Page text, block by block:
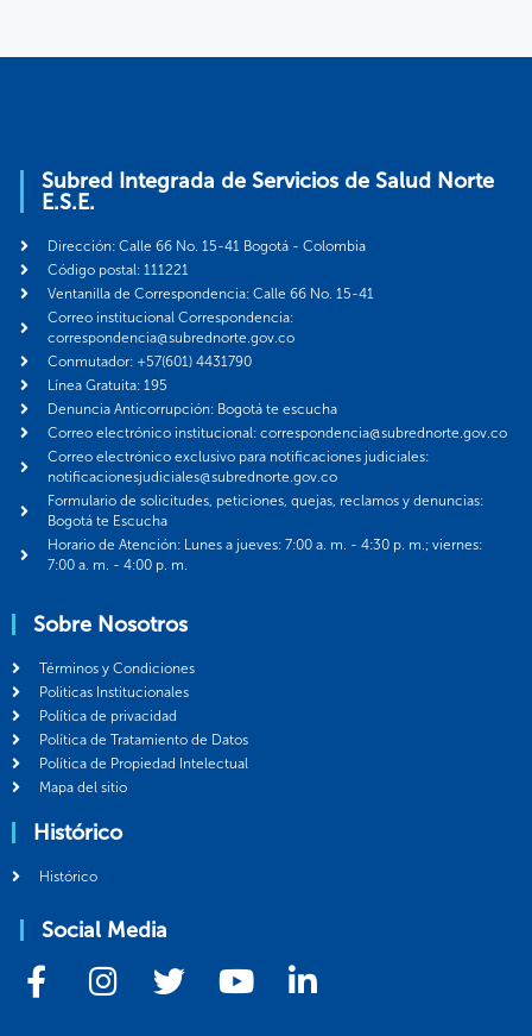
Subred Integrada de Servicios de Salud Norte
E.S.E.
Dirección: Calle 66 No. 15-41 Bogotá - Colombia
Código postal: 111221
Ventanilla de Correspondencia: Calle 66 No. 15-41
Correo institucional Correspondencia:
correspondencia@subrednorte.gov.co
Conmutador: +57(601) 4431790
Línea Gratuita: 195
Denuncia Anticorrupción: Bogotá te escucha
Correo electrónico institucional: correspondencia@subrednorte.gov.co
Correo electrónico exclusivo para notificaciones judiciales:
notificacionesjudiciales@subrednorte.gov.co
Formulario de solicitudes, peticiones, quejas, reclamos y denuncias:
Bogotá te Escucha
Horario de Atención: Lunes a jueves: 7:00 a. m. - 4:30 p. m.; viernes:
7:00 a. m. - 4:00 p. m.
Sobre Nosotros
Términos y Condiciones
Politicas Institucionales
Política de privacidad
Política de Tratamiento de Datos
Política de Propiedad Intelectual
Mapa del sitio
Histórico
Histórico
Social Media